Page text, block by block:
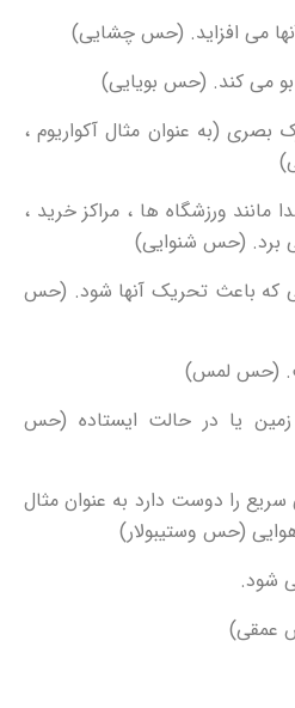
(به عنوان مثال آکواریوم ،
ورزشگاه ها ، مراکز خرید ،
برد. (حس شنوایی)
که باعث تحریک آنها شود. (حس
زمین یا در حالت ایستاده (حس
را دوست دارد به عنوان مثال
(حس وستیبولار)